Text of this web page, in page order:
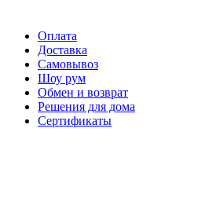
Оплата
Доставка
Самовывоз
Шоу рум
Обмен и возврат
Решения для дома
Сертификаты